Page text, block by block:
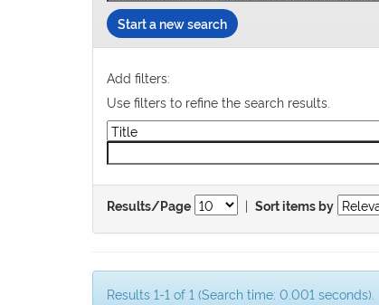
Start a new search
Add filters:
Use filters to refine the search results.
Results/Page | Sort items by
Results 1-1 of 1 (Search time: 0.001 seconds).